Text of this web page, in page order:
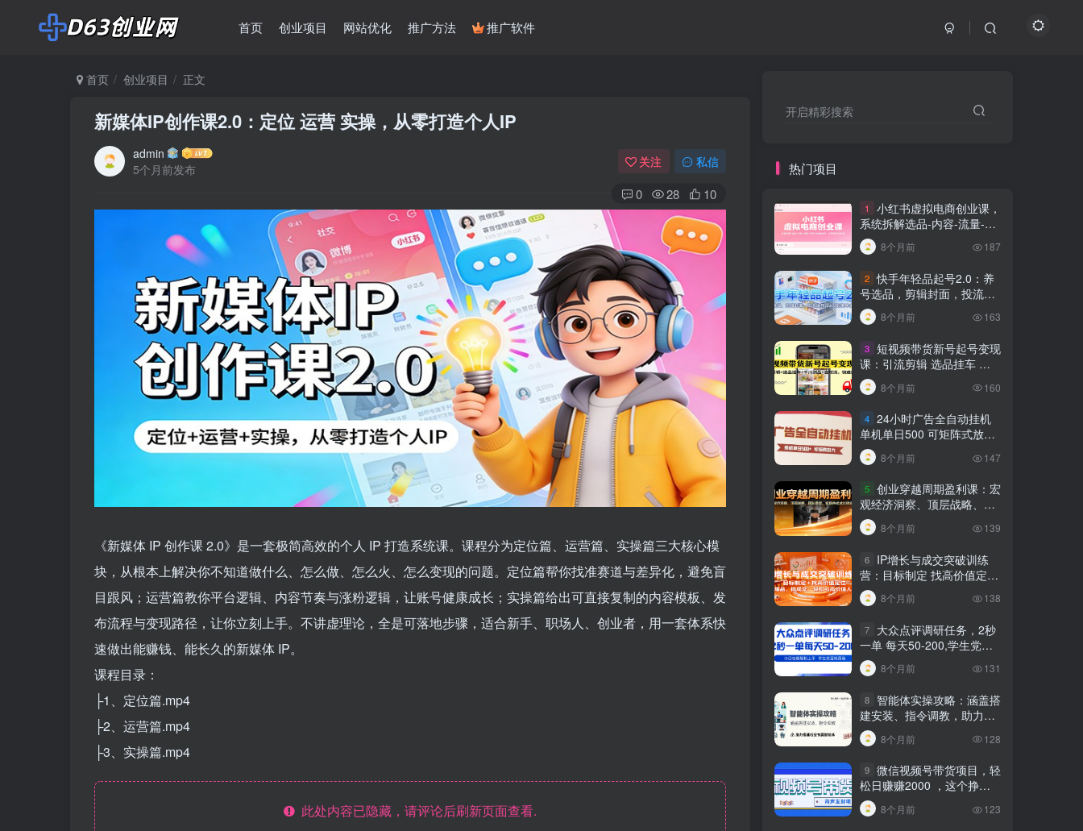
首页 创业项目 网站优化 推广方法 推广软件
首页 创业项目 正文
新媒体IP创作课2.0：定位 运营 实操，从零打造个人IP
admin
5个月前发布
关注 私信
0 28 10
《新媒体 IP 创作课 2.0》是一套极简高效的个人 IP 打造系统课。课程分为定位篇、运营篇、实操篇三大核心模
块，从根本上解决你不知道做什么、怎么做、怎么火、怎么变现的问题。定位篇帮你找准赛道与差异化，避免盲
目跟风；运营篇教你平台逻辑、内容节奏与涨粉逻辑，让账号健康成长；实操篇给出可直接复制的内容模板、发
布流程与变现路径，让你立刻上手。不讲虚理论，全是可落地步骤，适合新手、职场人、创业者，用一套体系快
速做出能赚钱、能长久的新媒体 IP。
课程目录：
├1、定位篇.mp4
├2、运营篇.mp4
├3、实操篇.mp4
此处内容已隐藏，请评论后刷新页面查看.
开启精彩搜索
热门项目
1
小红书虚拟电商创业课，
系统拆解选品-内容-流量-变
现，实现零成本变现
8个月前 187
2 快手年轻品起号2.0：养
号选品，剪辑封面，投流技
巧，从0到爆单全流程
8个月前 163
3 短视频带货新号起号变现
课：引流剪辑 选品挂车 千
川测品 自然流，快速起量
8个月前 160
4 24小时广告全自动挂机
单机单日500 可矩阵式放大
无需人工看守 新手小白轻松
玩转8个月前 147
5 创业穿越周期盈利课：宏
观经济洞察、顶层战略、团
队搭建，实现持续成长稳定
变现8个月前 139
6
IP增长与成交突破训练
营：目标制定 找高价值定
位，做爆品、搞成交，轻松
引高价值人脉
8个月前 138
7
大众点评调研任务，2秒
一单 每天50-200,学生党宝
妈首选
8个月前 131
8
智能体实操攻略：涵盖搭
建安装、指令调教，助力搭
建行业专属智能体
8个月前 128
9 微信视频号带货项目，轻
松日赚赚2000 ，这个挣钱
入口很多伙伴都在闷声发财
8个月前 123